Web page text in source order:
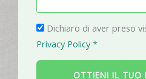
a
g
g
i
P
r
i
Dichiaro di aver preso
Privacy Policy *
OTTIENI IL TUO